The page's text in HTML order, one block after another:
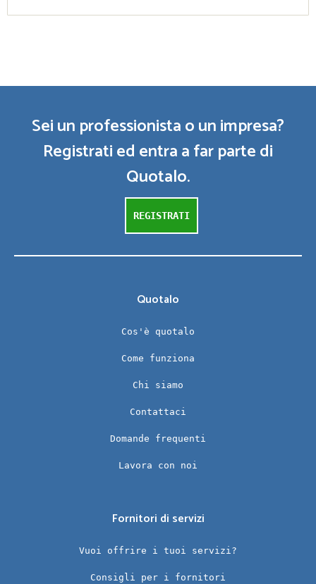
Sei un professionista o un impresa?
Registrati ed entra a far parte di
Quotalo.
REGISTRATI
Quotalo
Cos'è quotalo
Come funziona
Chi siamo
Contattaci
Domande frequenti
Lavora con noi
Fornitori di servizi
Vuoi offrire i tuoi servizi?
Consigli per i fornitori